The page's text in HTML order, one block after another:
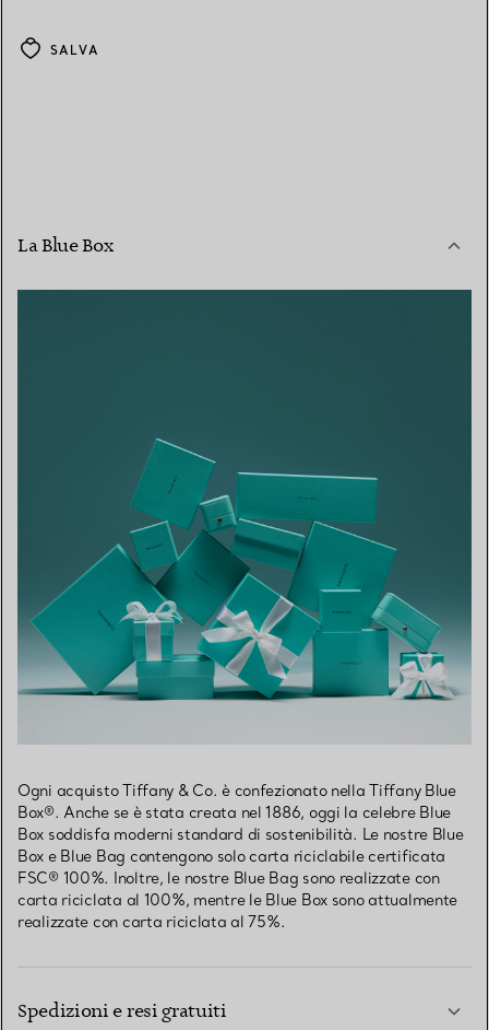
SALVA
La Blue Box
Ogni acquisto Tiffany & Co. è confezionato nella Tiffany Blue
Box®. Anche se è stata creata nel 1886, oggi la celebre Blue
Box soddisfa moderni standard di sostenibilità. Le nostre Blue
Box e Blue Bag contengono solo carta riciclabile certificata
FSC® 100%. Inoltre, le nostre Blue Bag sono realizzate con
carta riciclata al 100%, mentre le Blue Box sono attualmente
realizzate con carta riciclata al 75%.
Spedizioni e resi gratuiti